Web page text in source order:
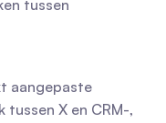
tussen
aangepaste
X en CRM-,